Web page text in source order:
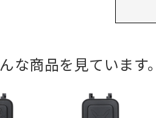
な商品を見ています。